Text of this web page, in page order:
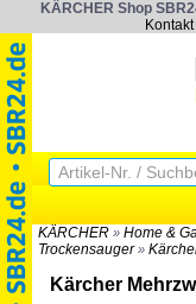
KÄRCHER Shop
Kontakt|
KÄRCHER » Home &
Trockensauger»
Kärcher